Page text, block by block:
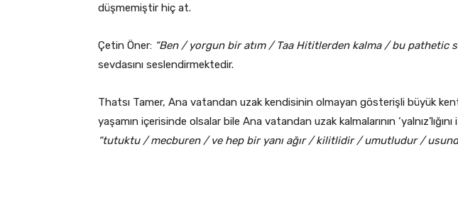
düşmemiştir hiç at.
Çetin Öner: “Ben / yorgun bir atım / Taa Hititlerden kalma / bu pathetic
sevdasını seslendirmektedir.
Thatsı Tamer, Ana vatandan uzak kendisinin olmayan gösterişli büyük
yaşamın içerisinde olsalar bile Ana vatandan uzak kalmalarının
“tutuktu / mecburen / ve hep bir yanı ağır / kilitlidir / umutludur /